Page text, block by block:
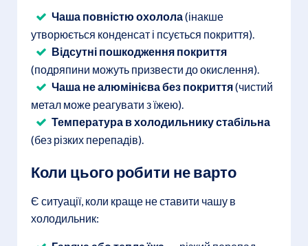
Чаша повністю охолола(інакше
утворюється конденсат і псується покриття).
Відсутні пошкодження покриття
(подряпини можуть призвести до окислення).
Чаша не алюмінієва без покриття(чистий
метал може реагувати з їжею).
Температура в холодильнику стабільна
(без різких перепадів).
Коли цього робити не варто
Є ситуації, коли краще не ставити чашу в
холодильник: